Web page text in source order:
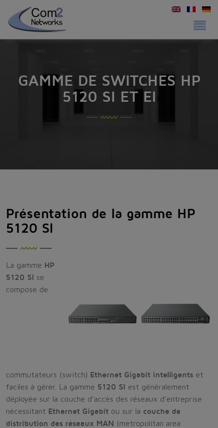
GAMME DE SWITCHES HP
5120 SI ET EI
Présentation de la gamme HP
5120 Sl
La gamme HP
5120 Sl se
compose de
commutateurs (switch) Ethernet Gigabit intelligents et
faciles à gérer. La gamme 5120 SI est généralement
déployée sur la couche d’accès des réseaux d’entreprise
nécessitant Ethernet Gigabit ou sur la couche de
distribution des réseaux MAN (metropolitan area